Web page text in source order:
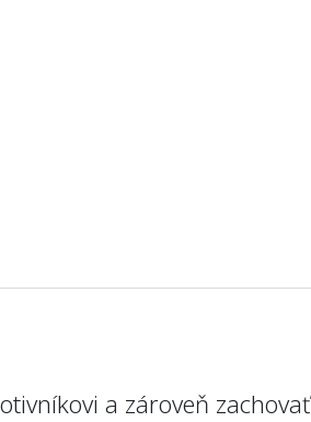
a zároveň zachovať